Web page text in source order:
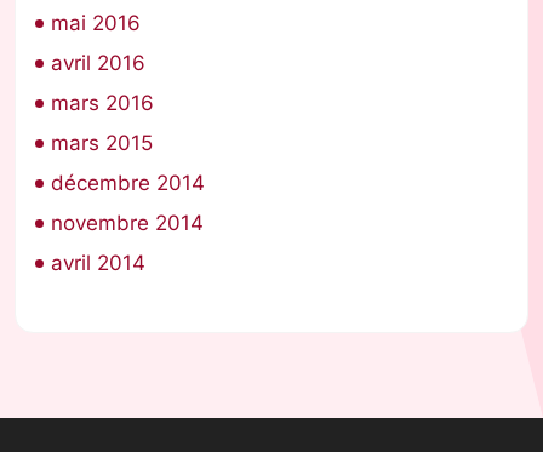
mai 2016
avril 2016
mars 2016
mars 2015
décembre 2014
novembre 2014
avril 2014